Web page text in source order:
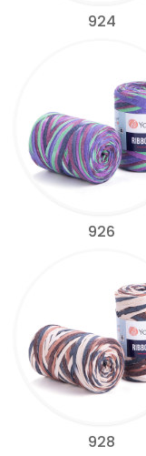
924
926
928